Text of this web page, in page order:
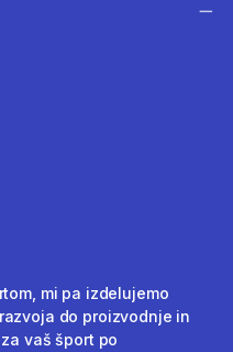
mi pa izdelujemo
do proizvodnje in
vaš šport po